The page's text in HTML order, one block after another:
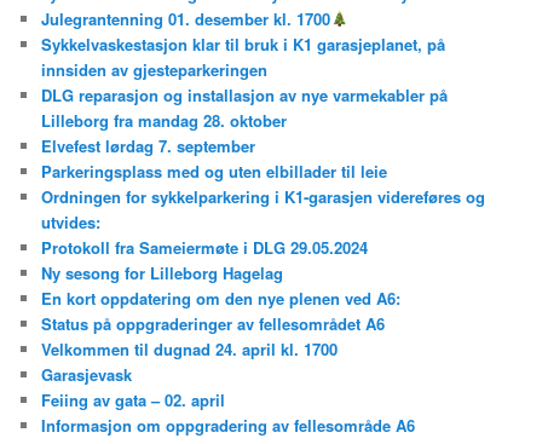
Julegrantenning 01. desember kl. 1700
Sykkelvaskestasjon klar til bruk i K1 garasjeplanet, på
innsiden av gjesteparkeringen
DLG reparasjon og installasjon av nye varmekabler på
Lilleborg fra mandag 28. oktober
Elvefest lørdag 7. september
Parkeringsplass med og uten elbillader til leie
Ordningen for sykkelparkering i K1-garasjen videreføres og
utvides:
Protokoll fra Sameiermøte i DLG 29.05.2024
Ny sesong for Lilleborg Hagelag
En kort oppdatering om den nye plenen ved A6:
Status på oppgraderinger av fellesområdet A6
Velkommen til dugnad 24. april kl. 1700
Garasjevask
Feiing av gata – 02. april
Informasjon om oppgradering av fellesområde A6